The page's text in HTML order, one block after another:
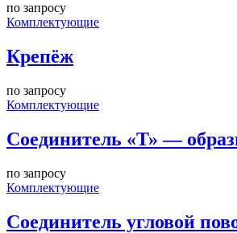
по запросу
Комплектующие
Крепёж
по запросу
Комплектующие
Соединитель «Т» —
по запросу
Комплектующие
Соединитель угловой